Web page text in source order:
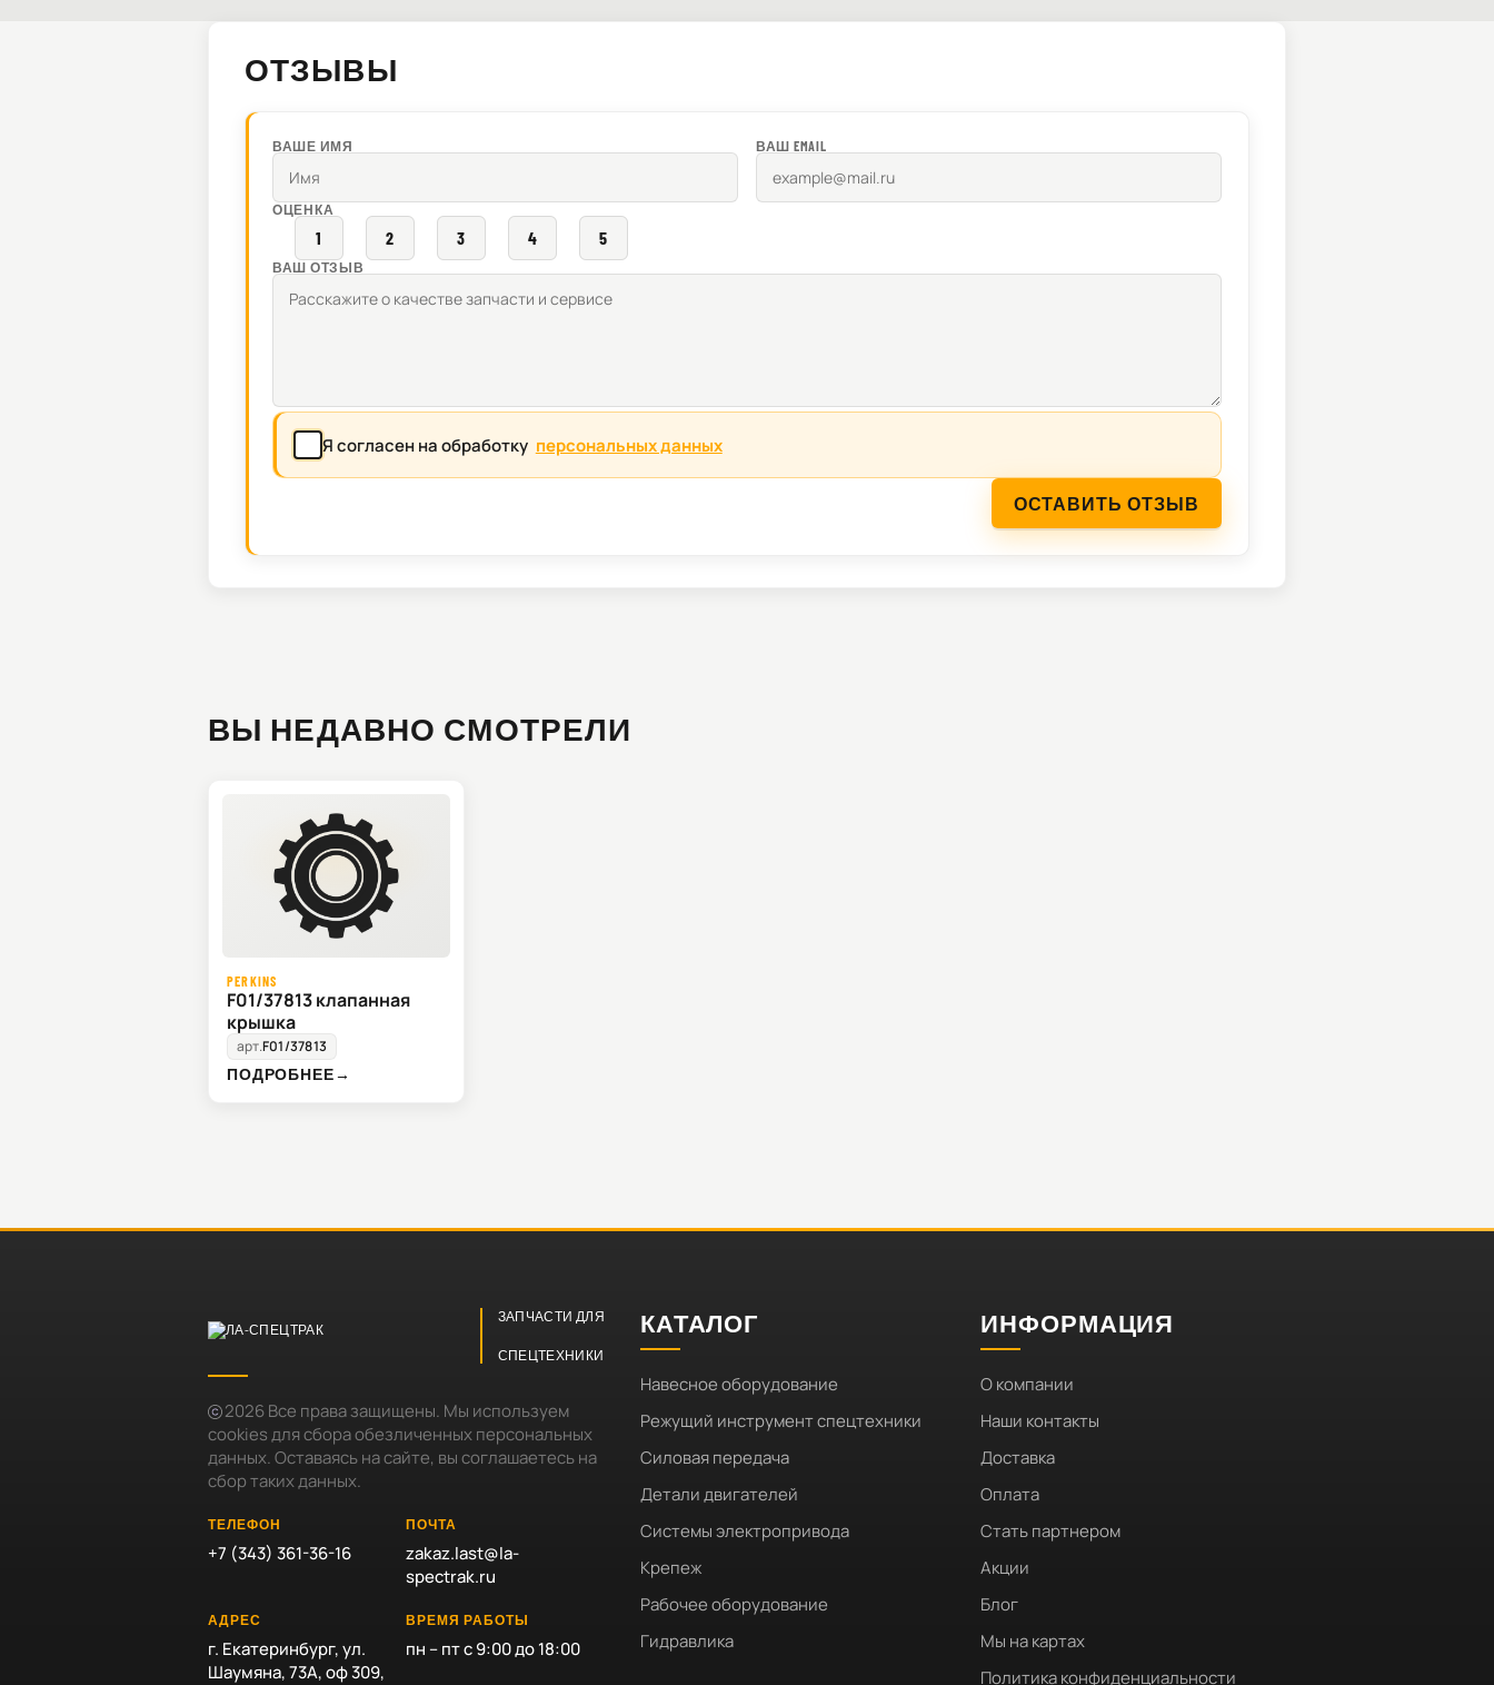
ОТЗЫВЫ
ВАШЕ ИМЯ ВАШ EMAIL
ОЦЕНКА
1 2 3 4 5
ВАШ ОТЗЫВ
Я согласен на обработку персональных данных
ОСТАВИТЬ ОТЗЫВ
ВЫ НЕДАВНО СМОТРЕЛИ
PERKINS
F01/37813 клапанная
крышка
арт.F01/37813
ПОДРОБНЕЕ→
ЗАПЧАСТИ ДЛЯ
СПЕЦТЕХНИКИ
2026Все права защищены. Мы используем
cookies для сбора обезличенных персональных
данных. Оставаясь на сайте, вы соглашаетесь на
сбор таких данных.
ТЕЛЕФОН
+7 (343) 361-36-16
ПОЧТА
zakaz.last@la-
spectrak.ru
АДРЕС
г. Екатеринбург, ул.
Шаумяна, 73А, оф 309,
ВРЕМЯ РАБОТЫ
пн – пт с 9:00 до 18:00
КАТАЛОГ
Навесное оборудование
Режущий инструмент спецтехники
Силовая передача
Детали двигателей
Системы электропривода
Крепеж
Рабочее оборудование
Гидравлика
ИНФОРМАЦИЯ
О компании
Наши контакты
Доставка
Оплата
Стать партнером
Акции
Блог
Мы на картах
Политика конфиденциальности